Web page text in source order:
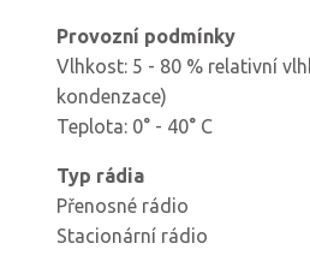
Provozní podmínky
Vlhkost: 5 - 80 % relativní
kondenzace)
Teplota: 0° - 40° C
Typ rádia
Přenosné rádio
Stacionární rádio